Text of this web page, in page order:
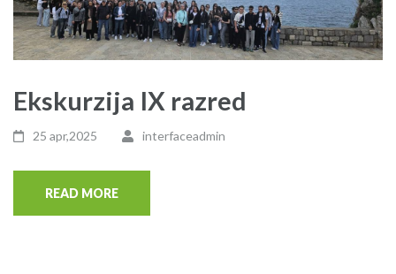
Ekskurzija IX razred
25 apr,2025 interfaceadmin
READ MORE